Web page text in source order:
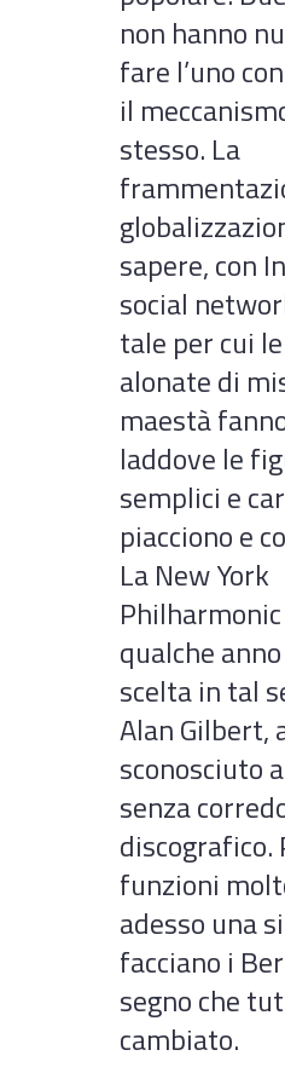
non hanno
fare l’uno
il
stesso. La
sapere, con
social
tale per cui
alonate di
maestà
laddove le
semplici e
piacciono e
La New York
qualche
scelta in tal
Alan Gilbert,
sconosciuto
senza
discografico.
funzioni
adesso una
facciano i
segno che
cambiato.